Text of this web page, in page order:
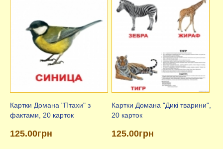
Картки Домана "Птахи" з
фактами, 20 карток
125.00грн
Картки Домана "Дикі тварини",
20 карток
125.00грн